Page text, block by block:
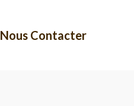
Nous Contacter